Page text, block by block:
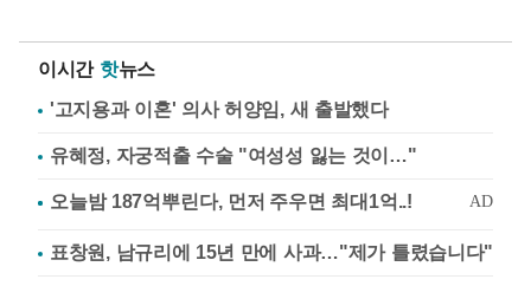
이시간 핫뉴스
'고지용과 이혼' 의사 허양임, 새 출발했다
유혜정, 자궁적출 수술 "여성성 잃는 것이…"
표창원, 남규리에 15년 만에 사과…"제가 틀렸습니다"